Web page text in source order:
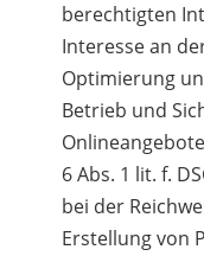
berechtigten
Interesse an
Optimierung
Betrieb und
6 Abs. 1 lit. f.
bei der
Erstellung von